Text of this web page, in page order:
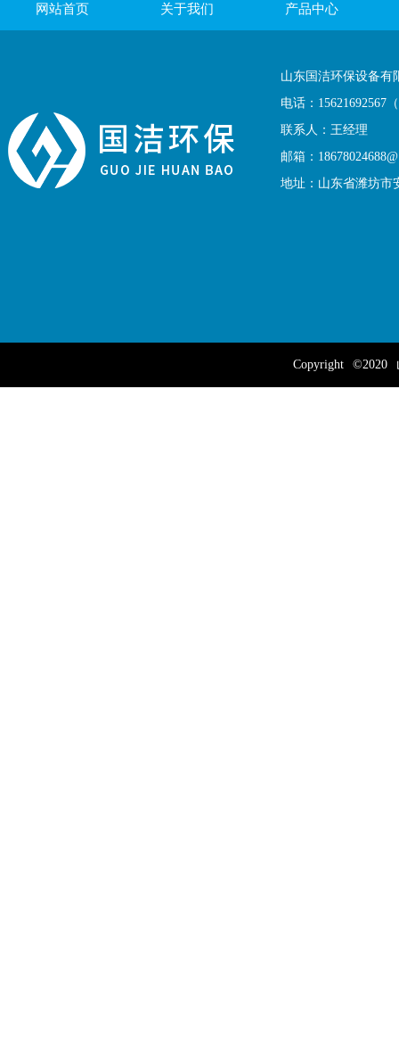
玻璃钢吸收塔
网站首页 关于我们 产品中心
山东国洁环保设备有
电话：15621692567
联系人：王经理
邮箱：
地址：山东省潍坊市
Copyright ©2020